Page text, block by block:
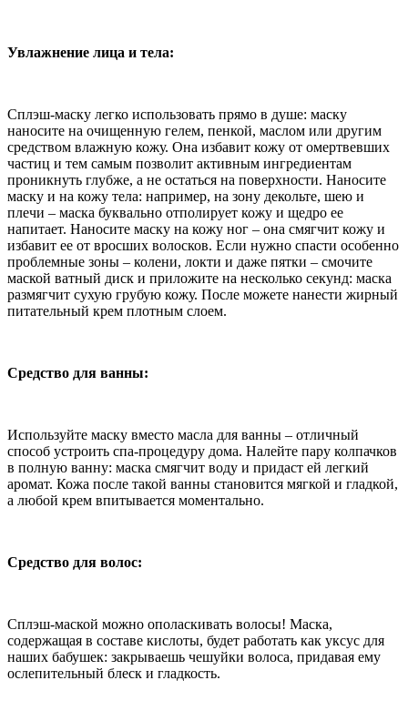
Увлажнение лица и тела:
Сплэш-маску легко использовать прямо в душе: маску
наносите на очищенную гелем, пенкой, маслом или другим
средством влажную кожу. Она избавит кожу от омертвевших
частиц и тем самым позволит активным ингредиентам
проникнуть глубже, а не остаться на поверхности. Наносите
маску и на кожу тела: например, на зону декольте, шею и
плечи – маска буквально отполирует кожу и щедро ее
напитает. Наносите маску на кожу ног – она смягчит кожу и
избавит ее от вросших волосков. Если нужно спасти особенно
проблемные зоны – колени, локти и даже пятки – смочите
маской ватный диск и приложите на несколько секунд: маска
размягчит сухую грубую кожу. После можете нанести жирный
питательный крем плотным слоем.
Средство для ванны:
Используйте маску вместо масла для ванны – отличный
способ устроить спа-процедуру дома. Налейте пару колпачков
в полную ванну: маска смягчит воду и придаст ей легкий
аромат. Кожа после такой ванны становится мягкой и гладкой,
а любой крем впитывается моментально.
Средство для волос:
Cплэш-маской можно ополаскивать волосы! Маска,
содержащая в составе кислоты, будет работать как уксус для
наших бабушек: закрываешь чешуйки волоса, придавая ему
ослепительный блеск и гладкость.